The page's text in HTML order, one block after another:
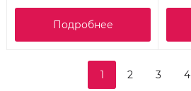
Подробнее
1 2 3 4